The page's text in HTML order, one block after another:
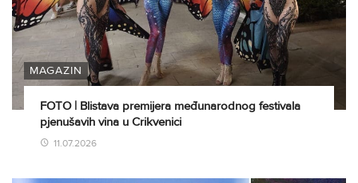
MAGAZIN
FOTO | Blistava premijera međunarodnog festivala
pjenušavih vina u Crikvenici
11.07.2026